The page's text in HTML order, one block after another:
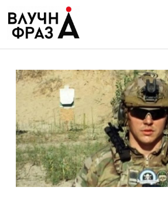
содержимому
Гроші
Життя
Лайфстайл
ТехноНаука
Людина